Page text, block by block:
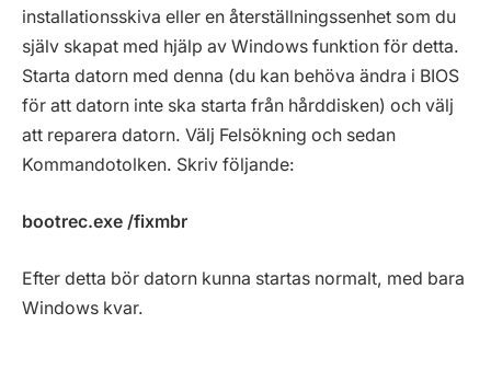
installationsskiva eller en återställningssenhet som du
själv skapat med hjälp av Windows funktion för detta.
Starta datorn med denna (du kan behöva ändra i BIOS
för att datorn inte ska starta från hårddisken) och välj
att reparera datorn. Välj Felsökning och sedan
Kommandotolken. Skriv följande:
bootrec.exe /fixmbr
Efter detta bör datorn kunna startas normalt, med bara
Windows kvar.